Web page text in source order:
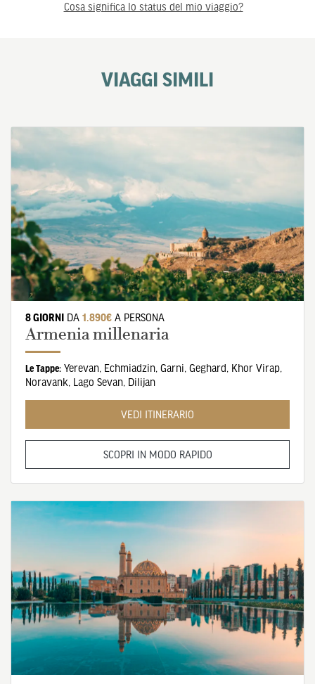
Cosa significa lo status del mio viaggio?
VIAGGI SIMILI
8 GIORNI DA 1.890€ A PERSONA
Armenia millenaria
Le Tappe: Yerevan, Echmiadzin, Garni Geghard Khor Virap,
Noravank Lago Sevan Dilijan
VEDI ITINERARIO
SCOPRI IN MODO RAPIDO